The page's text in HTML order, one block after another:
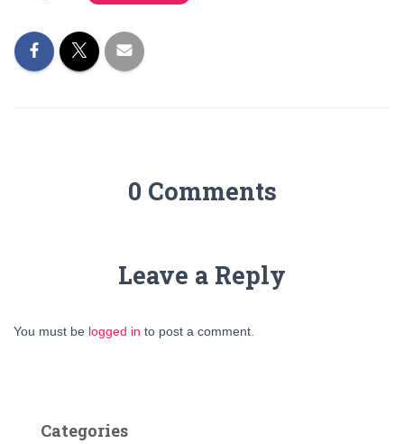
0 Comments
Leave a Reply
You must be logged in to post a comment.
Categories